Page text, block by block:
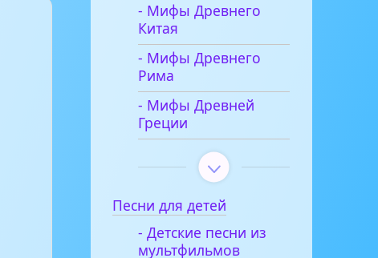
- Мифы Древнего
Китая
- Мифы Древнего
Рима
- Мифы Древней
Греции
Песни для детей
- Детские песни из
мультфильмов